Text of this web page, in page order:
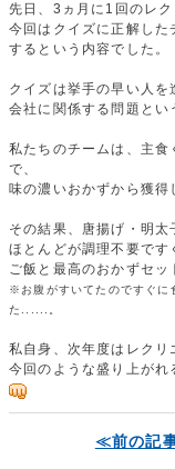
先日、3ヵ月に1回のレ
今回はクイズに正解した
するという内容でした。
クイズは挙手の早い人を
会社に関係する問題とい
私たちのチームは、主
で、
味の濃いおかずから獲得
その結果、唐揚げ・明太
ほとんどが調理不要です
ご飯と最高のおかずセッ
※お腹がすいてたのですぐに
た......。
私自身、次年度はレクリ
今回のような盛り上が
≪前の記